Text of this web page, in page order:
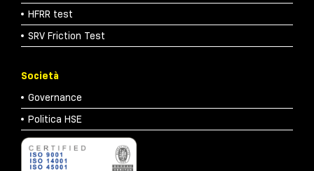
HFRR test
SRV Friction Test
Società
Governance
Politica HSE